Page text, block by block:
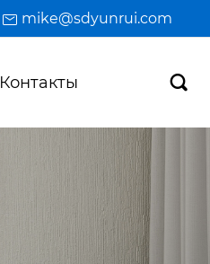
mike@sdyunrui.com
Контакты 